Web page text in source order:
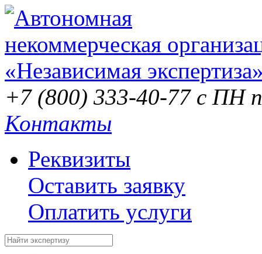
+7 (800) 333-40-77 с ПН
Контакты
Реквизиты
Оставить заявку
Оплатить услуги